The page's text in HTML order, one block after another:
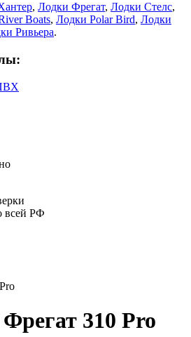
, Лодки Фрегат, Лодки Стелс,
Boats, Лодки Polar Bird, Лодки
Ривьера.
всей РФ
310 Pro